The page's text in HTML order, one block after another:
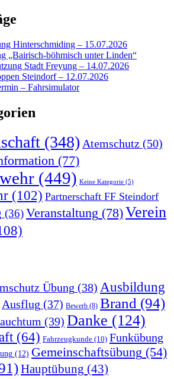
Hinterschmiding – 15.07.2026
„Bairisch-böhmisch unter Linden“
Stadt Freyung – 14.07.2026
Steindorf – 12.07.2026
– Fahrsimulator
(348) Atemschutz (50)
(77)
(449) Keine Kategorie (5)
(102) Partnerschaft FF Steindorf
(36)Veranstaltung (78)Verein
Übung (38) Ausbildung
Ausflug (37) Bewerb (8) Brand (94)
(39) Danke (124)
(64) Fahrzeugkunde (10) Funkübung
(12) Gemeinschaftsübung (54)
Hauptübung (43)